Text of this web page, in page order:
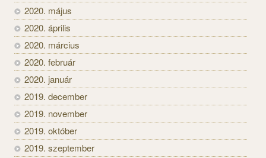
2020. május
2020. április
2020. március
2020. február
2020. január
2019. december
2019. november
2019. október
2019. szeptember